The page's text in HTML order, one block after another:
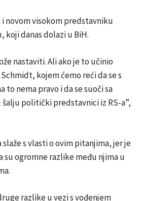
i novom visokom predstavniku
koji danas dolazi u BiH.
nastaviti. Ali ako je to učinio
kojem ćemo reći da se s
to nema pravo i da se suoči sa
politički predstavnici iz RS-a”,
s vlasti o ovim pitanjima, jer je
su ogromne razlike među njima u
razlike u vezi s vođenjem